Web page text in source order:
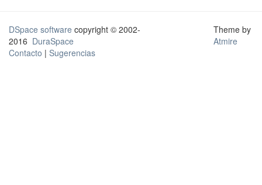
DSpace software copyright © 2002-
2016 DuraSpace
Contacto | Sugerencias
Theme by
Atmire